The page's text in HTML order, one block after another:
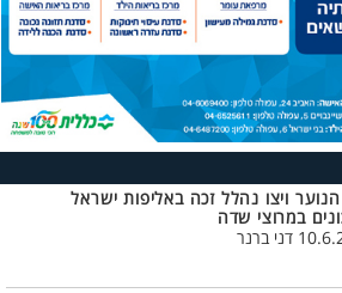
ויצו נהלל זכה באליפות ישראל
במרוצי שדה
דני ברנר